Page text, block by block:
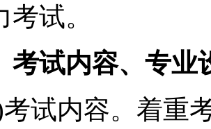
试。
考试内容、专业
内容。着重考